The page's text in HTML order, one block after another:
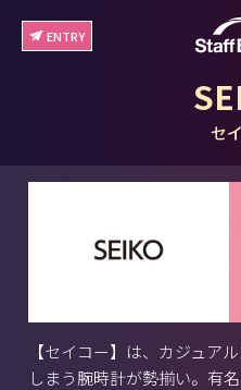
ENTRY
セ
【セイコー】は、カジュア
しまう腕時計が勢揃い。有